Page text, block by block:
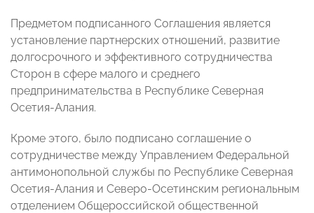
Предметом подписанного Соглашения является
установление партнерских отношений, развитие
долгосрочного и эффективного сотрудничества
Сторон в сфере малого и среднего
предпринимательства в Республике Северная
Осетия-Алания.
Кроме этого, было подписано соглашение о
сотрудничестве между Управлением Федеральной
антимонопольной службы по Республике Северная
Осетия-Алания и Северо-Осетинским региональным
отделением Общероссийской общественной